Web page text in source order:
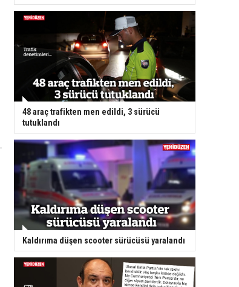
48 araç trafikten men edildi, 3 sürücü
tutuklandı
Kaldırıma düşen scooter sürücüsü yaralandı